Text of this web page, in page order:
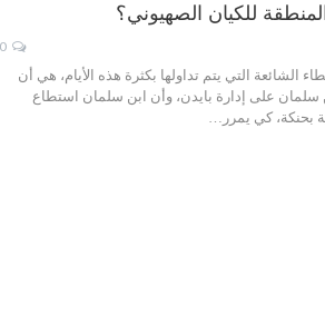
للكيان الصهيوني؟
الشائعة التي يتم تداولها بكثرة هذه الأيام، هي أن
سلمان على إدارة بايدن، وأن ابن سلمان استطاع
بحنكة، كي يمرر…